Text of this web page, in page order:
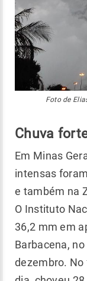
Foto de
Chuva
Em Minas
intensas
e também na
O Instituto
36,2 mm em
Barbacena,
dezembro.